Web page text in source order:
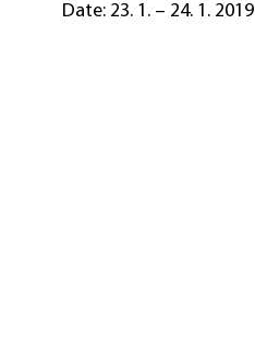
Date: 23. 1. – 24. 1. 2019